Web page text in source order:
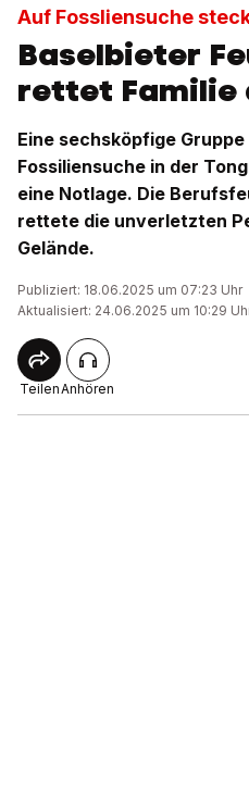
Auf Fossliensuche
Baselbieter
rettet Familie
Eine sechsköpfige
Fossiliensuche in der
eine Notlage. Die
rettete die unverletzten
Gelände.
Publiziert: 18.06.2025 um 07:23 Uhr
Aktualisiert: 24.06.2025 um 10:29
TeilenAnhören